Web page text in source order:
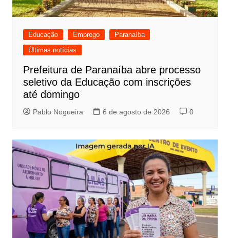
Educação Emprego
Paranaíba
Últimas notícias
Prefeitura de Paranaíba abre processo
seletivo da Educação com inscrições
até domingo
Pablo Nogueira 6 de agosto de 2026 0